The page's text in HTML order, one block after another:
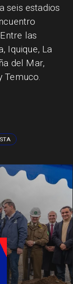
seis estadios
las
Iquique, La
del Mar,
Temuco.